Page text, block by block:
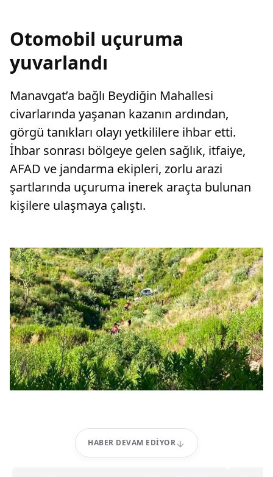
Otomobil uçuruma
yuvarlandı
Manavgat’a bağlı Beydiğin Mahallesi
civarlarında yaşanan kazanın ardından,
görgü tanıkları olayı yetkililere ihbar etti.
İhbar sonrası bölgeye gelen sağlık, itfaiye,
AFAD ve jandarma ekipleri, zorlu arazi
şartlarında uçuruma inerek araçta bulunan
kişilere ulaşmaya çalıştı.
HABER DEVAM EDIYOR